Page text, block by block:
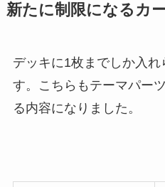
新たに制限になるカー
デッキに1枚までしか入
す。こちらもテーマパー
る内容になりました。